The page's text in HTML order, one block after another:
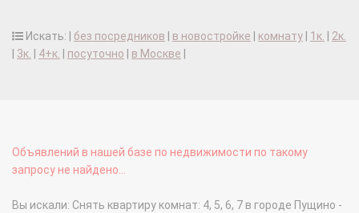
Искать: | без посредников в новостройке комнату 1к.
2к.
3к. 4+к. посуточно в Москве
Объявлений в нашей базе по недвижимости по такому
запросу не найдено...
Вы искали: Снять квартиру комнат: 4, 5, 6, 7 в городе Пущино -